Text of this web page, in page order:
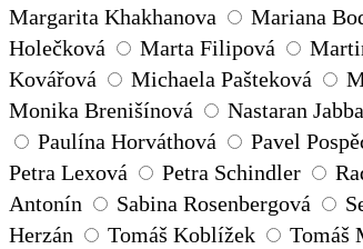
Margarita Khakhanova
Mariana
Holečková
Marta Filipová
Kovářová
Michaela Pašteková
Monika Brenišínová
Nastaran
Paulína Horváthová
Pavel
Petra Lexová
Petra Schindler
Antonín
Sabina Rosenbergová
Herzán
Tomáš Koblížek Tomáš